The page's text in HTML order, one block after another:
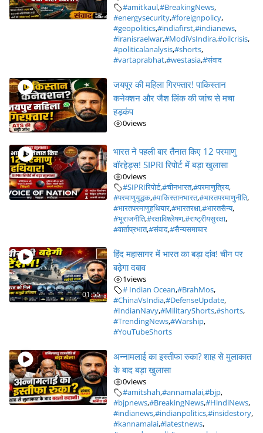
#amitkaul,#BreakingNews,
#energysecurity,#foreignpolicy,
#geopolitics,#indiafirst,#indianews,
#iranisraelwar,#ModiVsIndira,#oilcrisis,
#politicalanalysis,#shorts,
#vartaprabhat,#westasia,#संवाद
जयपुर की महिला गिरफ्तार! पाकिस्तान
कनेक्शन और जैश लिंक की जांच से मचा
हड़कंप
0views
भारत ने पहली बार तैनात किए 12 परमाणु
वॉरहेड्स! SIPRI रिपोर्ट में बड़ा खुलासा
0views
#SIPRIरिपोर्ट,#चीनभारत,#परमाणुत्रिय,
#परमाणुयुद्धक,#पाकिस्तानभारत,#भारतपरमाणुनीति,
#भारतपरमाणुहथियार,#भारतरक्षा,#भारतसैन्य,
#भूराजनीति,#रक्षाविश्लेषण,#राष्ट्रीयसुरक्षा,
#वार्ताप्रभात,#संवाद,#सैन्यसमाचार
01:55
हिंद महासागर में भारत का बड़ा दांव! चीन पर
बढ़ेगा दबाव
1views
# Indian Ocean,#BrahMos,
#ChinaVsIndia,#DefenseUpdate,
#IndianNavy,#MilitaryShorts,#shorts,
#TrendingNews,#Warship,
#YouTubeShorts
अन्नामलाई का इस्तीफा रुका? शाह से मुलाकात
के बाद बड़ा खुलासा
0views
#amitshah,#annamalai,#bjp,
#bjpnews,#BreakingNews,#HindiNews,
#indianews,#indianpolitics,#insidestory,
#kannamalai,#latestnews,